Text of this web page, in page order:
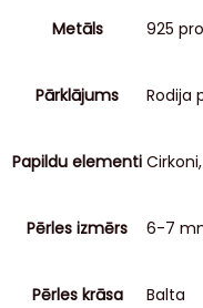
Metāls 925
Pārklājums Rodija
Papildu elementi
Pērles izmērs 6-7
Pērles krāsa Balta